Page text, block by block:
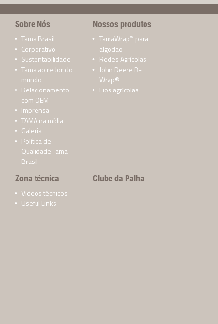
Sobre Nós
Tama Brasil
Corporativo
Sustentabilidade
Tama ao redor do
mundo
Relacionamento
com OEM
Imprensa
TAMA na mídia
Galeria
Política de
Qualidade Tama
Brasil
Nossos produtos
TamaWrap® para
algodão
Redes Agrícolas
John Deere B-
Wrap®
Fios agrícolas
Zona técnica
Videos técnicos
Useful Links
Clube da Palha